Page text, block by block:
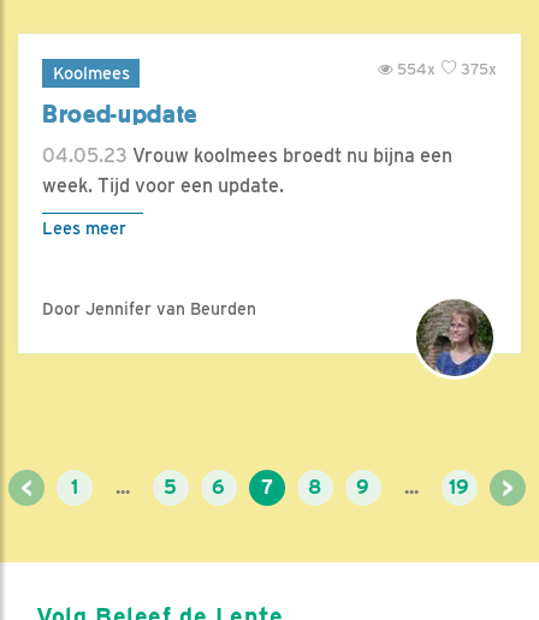
Koolmees 375x
554x
Broed-update
04.05.23 Vrouw koolmees broedt nu bijna een
week. Tijd voor een update.
Lees meer
Door Jennifer van Beurden
< 1 ... 5 6 7 8 9 ... 19 >